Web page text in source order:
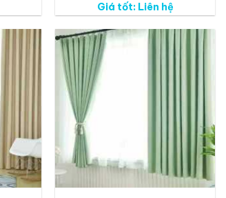
Giá tốt: Liên hệ